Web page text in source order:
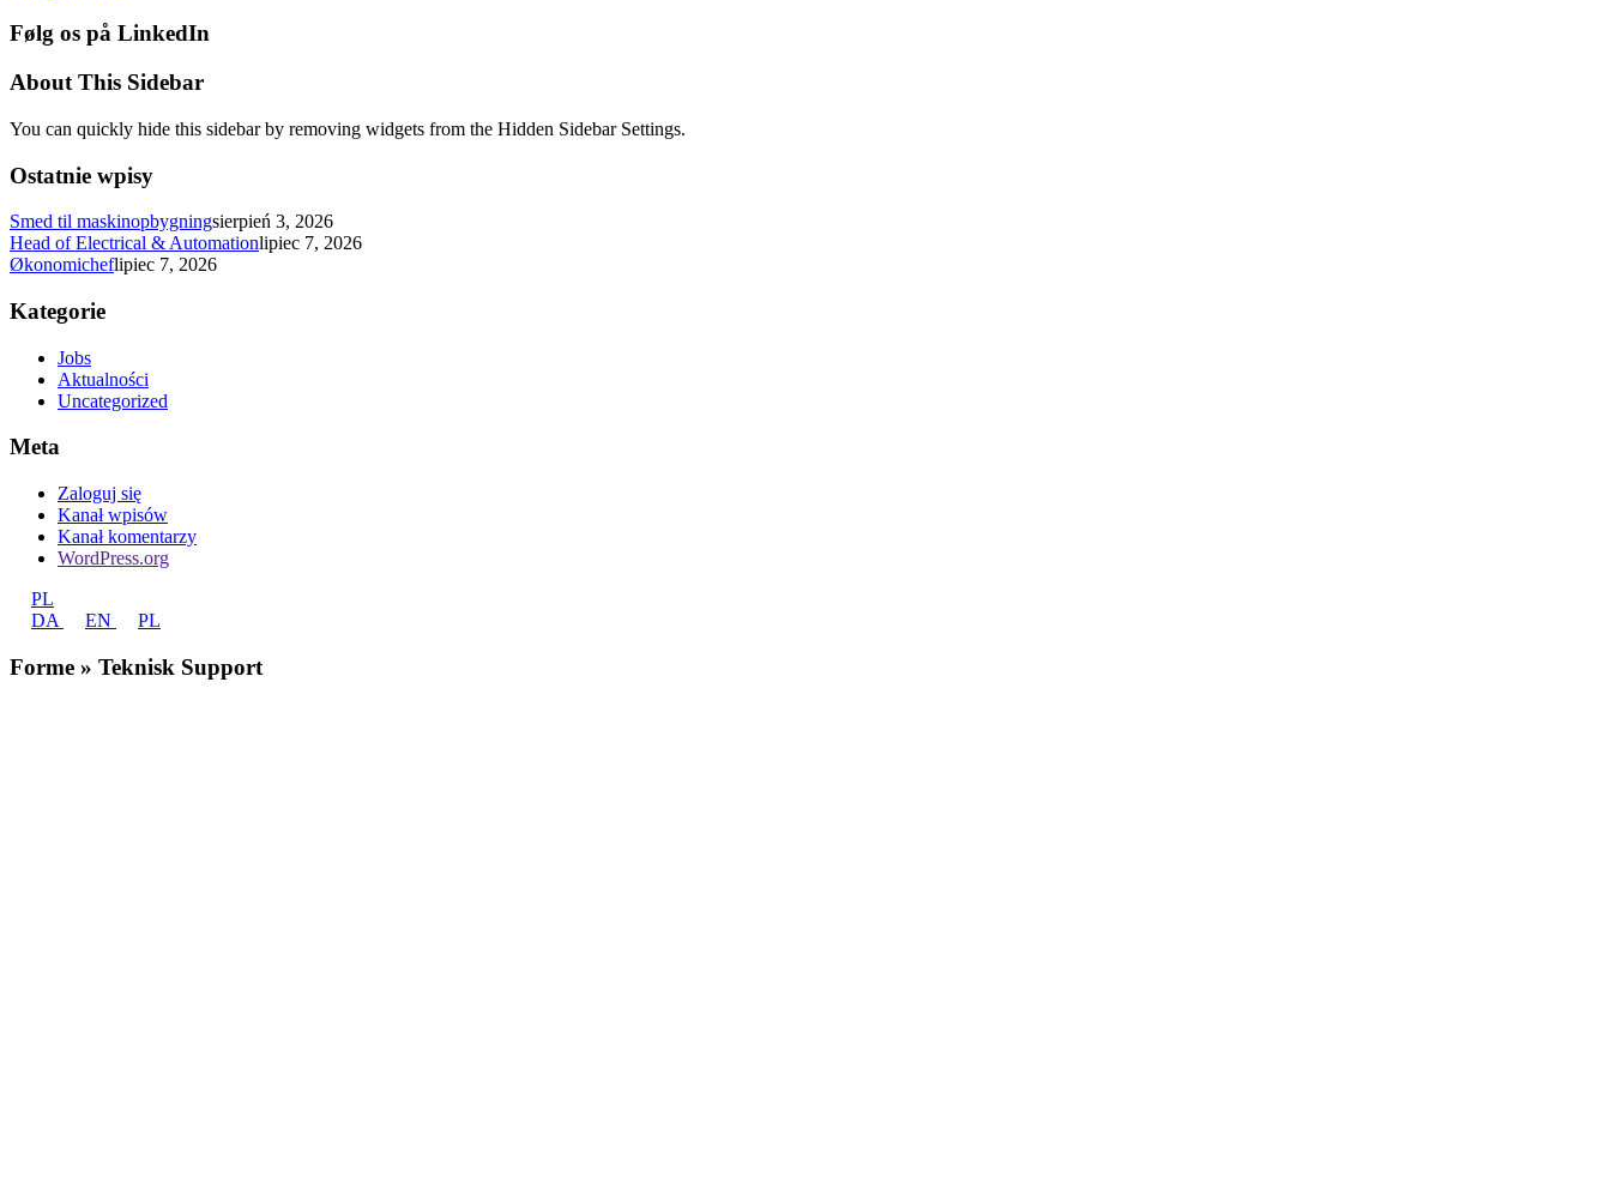
Følg os på LinkedIn
About This Sidebar
You can quickly hide this sidebar by removing widgets from the Hidden Sidebar Settings.
Ostatnie wpisy
Smed til maskinopbygningsierpień 3, 2026
Head of Electrical & Automationlipiec 7, 2026
Økonomicheflipiec 7, 2026
Kategorie
Jobs
Aktualności
Uncategorized
Meta
Zaloguj się
Kanał wpisów
Kanał komentarzy
WordPress.org
PL
DA
EN PL
Forme » Teknisk Support